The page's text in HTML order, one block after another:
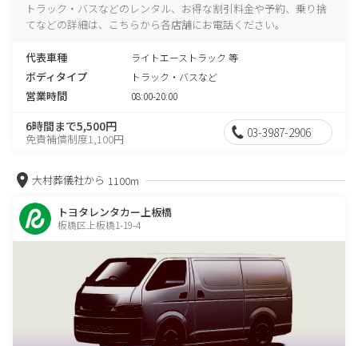
トラック・バスなどのレンタル、お得な割引料金や予約、乗り捨
てなどの詳細は、こちらから各店舗にお電話ください。
代表車種 ライトエーストラック 等
ボディタイプ トラック・バスなど
営業時間 08:00-20:00
6時間まで5,500円
免責補償制度1,100円 03-3987-2906
大村葬儀社から 1100m
トヨタレンタカー上板橋
板橋区上板橋1-19-4